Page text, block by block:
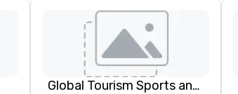
Global Tourism Sports and Entertainment